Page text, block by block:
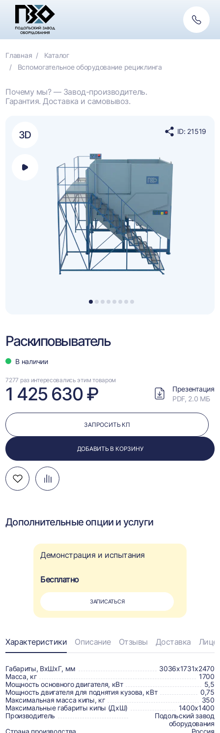
связь
Главная
Каталог
Вспомогательное оборудование рециклинга
Почему мы? — Завод-производитель.
Гарантия. Доставка и самовывоз.
1 2 3 4 5 6 7 8
Открыть
платформы
просмотра
социальных
ID: 21519
Раскиповыватель
В наличии
7277 раз интересовались этим товаром
1 425 630 ₽
Презентация
PDF, 2.0 МБ
ЗАПРОСИТЬ КП
ДОБАВИТЬ В КОРЗИНУ
Добавить
в
Добавить
в
Перейти
к
Дополнительные опции и услуги
Демонстрация и испытания
Бесплатно
ЗАПИСАТЬСЯ
Информация
о
товаре,
доставке,
отзывах
и
сертификаты
Характеристики Описание Отзывы Доставка
Габариты, ВхШхГ, мм
3036х1731х2470
Масса, кг
1700
Мощность основного двигателя, кВт
5,5
Мощность двигателя для поднятия кузова, кВт
0,75
Максимальная масса кипы, кг
350
Максимальные габариты кипы (ДхШ)
1400х1400
Производитель
Подольский завод
оборудования
Страна производства
Россия